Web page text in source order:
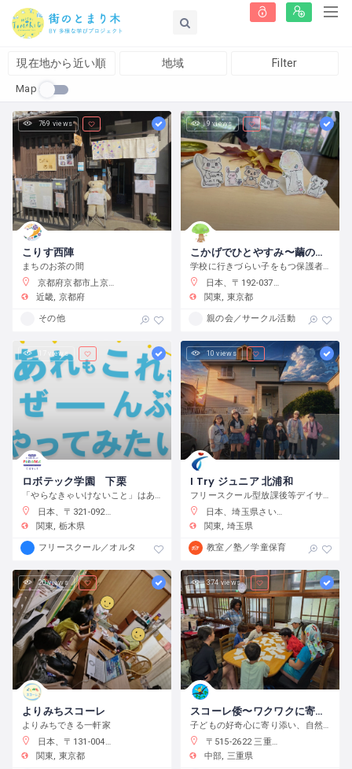
現在地から近い順 地域 Filter
Map
769 views
こりす西陣
まちのお茶の間
京都府京都市上京区藤木町７９５−５
近畿 京都府
その他
9 views
こかげでひとやすみ〜繭の会〜
学校に行きづらい子をもつ保護者の会です
日本、〒192-0375 東京都八王子市鑓水２丁目２０１３−２
関東
東京都
親の会／サークル活動
17 views
ロボテック学園 下栗
「やらなきゃいけないこと」はありません。宿題をやるのもよし、自分で目標をたてて取り組むのもよし、なんでもチャレンジできる環境です。
日本、〒321-0923 栃木県宇都宮市下栗町２２９２−８ 2 階
関東
栃木県
フリースクール／オルタナティブスクール
10 views
I Try ジュニア 北浦和
フリースクール型放課後等デイサービス
日本、埼玉県さいたま市浦和区元町２−３４−１０
関東
埼玉県
教室／塾／学童保育
20 views
よりみちスコーレ
よりみちできる一軒家
日本、〒131-0045 東京都墨田区押上２丁目２８−３
関東
東京都
374 views
スコーレ倭〜ワクワクに寄り添う学校〜
子どもの好奇心に寄り添い、自然体験と創作活動を通してこの世界の面白さへと導きます。
〒515-2622 三重県津市白山町中ノ村１３８−４
中部 三重県